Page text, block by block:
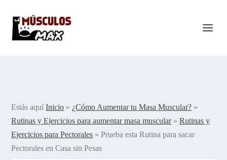
Estás aquí Inicio » ¿Cómo Aumentar tu Masa Muscular? »
Rutinas y Ejercicios para aumentar masa muscular»Rutinas y
Ejercicios para Pectorales »Prueba esta Rutina para sacar
Pectorales en Casa sin Pesas